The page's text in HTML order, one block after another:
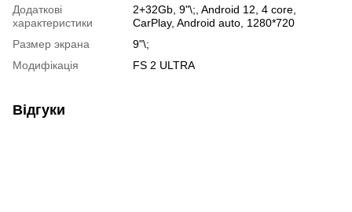
Додаткові
характеристики
2+32Gb, 9"\;, Android 12, 4 core,
CarPlay, Android auto, 1280*720
Размер экрана
9"\;
Модифікація
FS 2 ULTRA
Відгуки